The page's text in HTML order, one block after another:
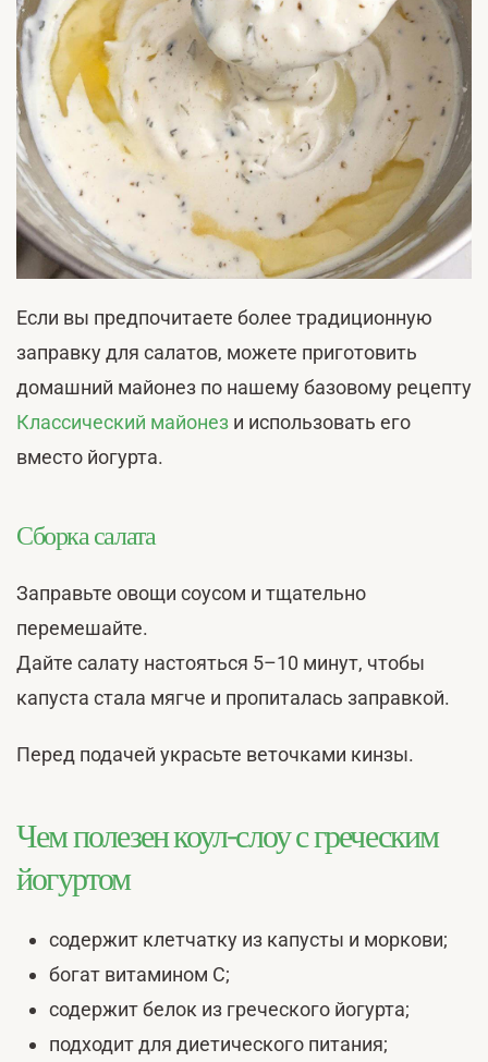
Если вы предпочитаете более традиционную
заправку для салатов, можете приготовить
домашний майонез по нашему базовому рецепту
Классический майонез и использовать его
вместо йогурта.
Сборка салата
Заправьте овощи соусом и тщательно
перемешайте.
Дайте салату настояться 5–10 минут, чтобы
капуста стала мягче и пропиталась заправкой.
Перед подачей украсьте веточками кинзы.
Чем полезен коул-слоу с греческим
йогуртом
содержит клетчатку из капусты и моркови;
богат витамином C;
содержит белок из греческого йогурта;
подходит для диетического питания;